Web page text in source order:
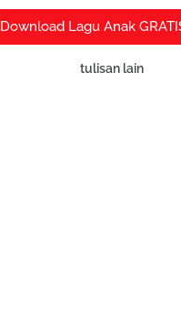
Download Lagu Anak
tulisan lain